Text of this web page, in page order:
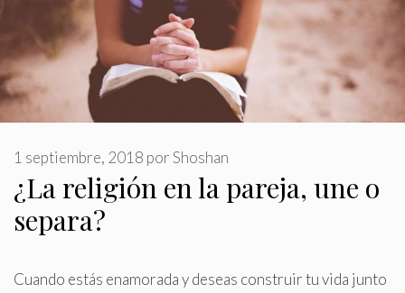
¿La religión en la pareja, une o
separa?
1 septiembre, 2018 porShoshan
Cuando estás enamorada y deseas construir tu vida junto